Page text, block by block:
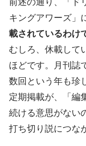
前述の通り、「ド
キングアワーズ」
載されているわけ
むしろ、休載して
ほどです。月刊誌
数回という年も珍
定期掲載が、「編
続ける意思がない
打ち切り説につな